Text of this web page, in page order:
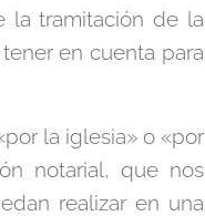
la tramitación de la
en cuenta para
la iglesia» o «por
notarial, que nos
realizar en una